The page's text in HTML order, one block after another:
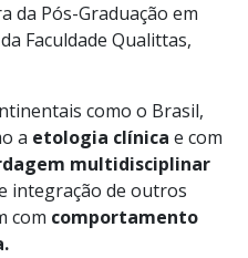
da Pós-Graduação em
Faculdade Qualittas,
como o Brasil,
a etologia clínica e com
multidisciplinar
integração de outros
com comportamento